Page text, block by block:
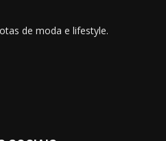
de moda e lifestyle.